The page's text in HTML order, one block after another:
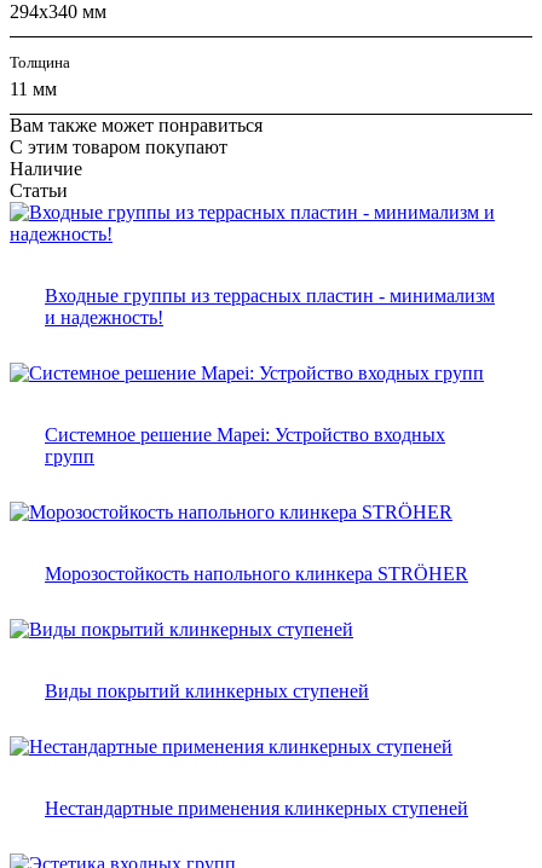
294х340 мм
Толщина
11 мм
Вам также может понравиться
С этим товаром покупают
Наличие
Статьи
Входные группы из террасных пластин - минимализм
и надежность!
Системное решение Mapei: Устройство входных
групп
Морозостойкость напольного клинкера STRÖHER
Виды покрытий клинкерных ступеней
Нестандартные применения клинкерных ступеней